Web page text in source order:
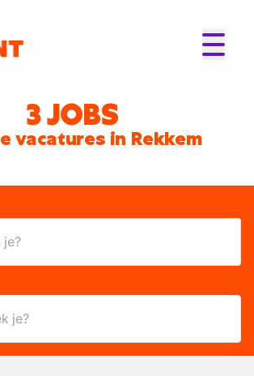
3 JOBS
vacatures in Rekkem